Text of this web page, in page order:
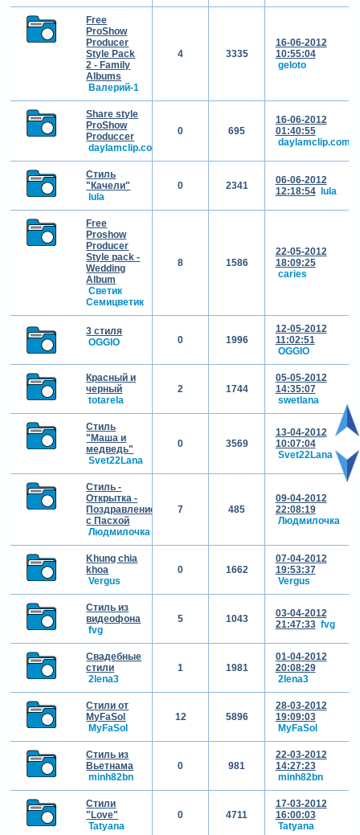
Free
ProShow
Producer
Style Pack
2 - Family
Albums
Валерий-1
4 3335
16-06-2012
10:55:04
geloto
Share style
ProShow
Produccer
daylamclip.com
0 695
16-06-2012
01:40:55
daylamclip.com
Стиль
"Качели"
lula
0 2341
06-06-2012
12:18:54 lula
Free
Proshow
Producer
Style pack -
Wedding
Album
Светик
Семицветик
8 1586
22-05-2012
18:09:25
caries
3 стиля
OGGIO
0 1996
12-05-2012
11:02:51
OGGIO
Красный и
черный
totarela
2 1744
05-05-2012
14:35:07
swetlana
Стиль
"Маша и
медведь"
Svet22Lana
0 3569
13-04-2012
10:07:04
Svet22Lana
Стиль -
Открытка -
Поздравление
с Пасхой
Людмилочка
7 485
09-04-2012
22:08:19
Людмилочка
Khung chia
khoa
Vergus
0 1662
07-04-2012
19:53:37
Vergus
Стиль из
видеофона
fvg
5 1043
03-04-2012
21:47:33 fvg
Свадебные
стили
2lena3
1 1981
01-04-2012
20:08:29
2lena3
Стили от
MyFaSol
MyFaSol
12 5896
28-03-2012
19:09:03
MyFaSol
Стиль из
Вьетнама
minh82bn
0 981
22-03-2012
14:27:23
minh82bn
Стили
"Love"
Tatyana
0 4711
17-03-2012
16:00:03
Tatyana